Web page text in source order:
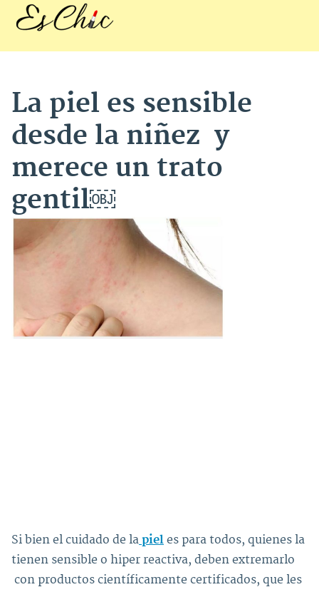
La piel es sensible
desde la niñez y
merece un trato
gentil￼
Si bien el cuidado de la piel es para todos, quienes la
tienen sensible o hiper reactiva, deben extremarlo
con productos científicamente certificados, que les